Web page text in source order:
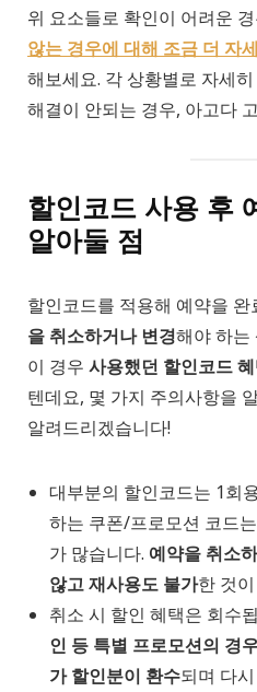
위 요소들로 확인이 어려운
않는 경우에 대해 조금 더 자
해보세요. 각 상황별로 자세
해결이 안되는 경우, 아고다
할인코드 사용 후
알아둘 점
할인코드를 적용해 예약을
을 취소하거나 변경해야 하는
이 경우 사용했던 할인코드
텐데요, 몇 가지 주의사항을
알려드리겠습니다!
대부분의 할인코드는 1회
하는 쿠폰/프로모션 코드는
가 많습니다. 예약을 취소
않고 재사용도 불가한 것
취소 시 할인 혜택은 회수
인 등 특별 프로모션의 경
가 할인분이 환수되며 다